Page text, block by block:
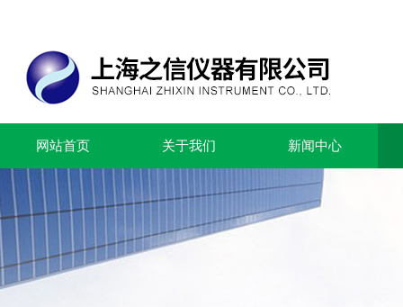
网站首页 关于我们 新闻中心